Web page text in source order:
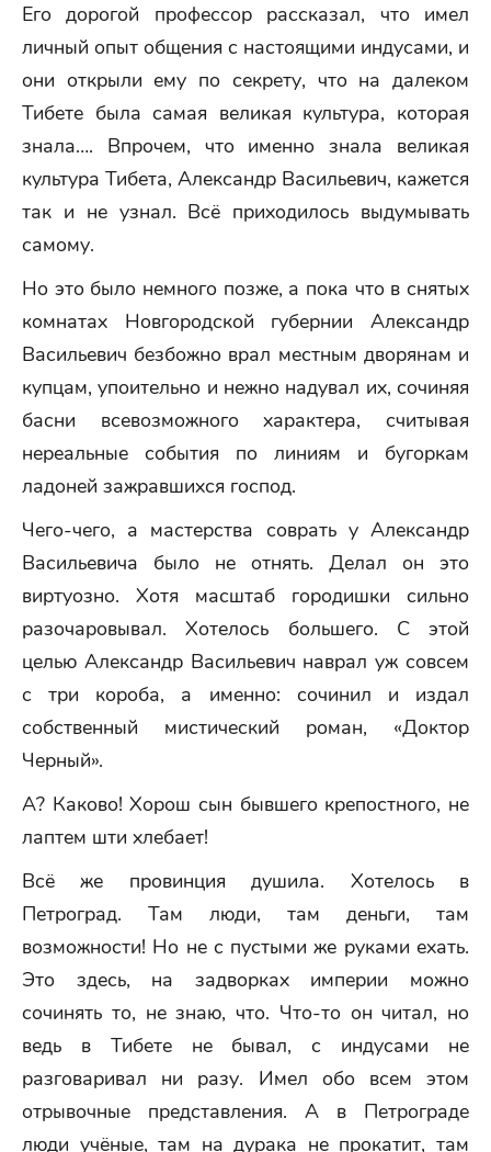
Его дорогой профессор рассказал, что имел
личный опыт общения с настоящими индусами, и
они открыли ему по секрету, что на далеком
Тибете была самая великая культура, которая
знала…. Впрочем, что именно знала великая
культура Тибета, Александр Васильевич, кажется
так и не узнал. Всё приходилось выдумывать
самому.
Но это было немного позже, а пока что в снятых
комнатах Новгородской губернии Александр
Васильевич безбожно врал местным дворянам и
купцам, упоительно и нежно надувал их, сочиняя
басни всевозможного характера, считывая
нереальные события по линиям и бугоркам
ладоней зажравшихся господ.
Чего-чего, а мастерства соврать у Александр
Васильевича было не отнять. Делал он это
виртуозно. Хотя масштаб городишки сильно
разочаровывал. Хотелось большего. С этой
целью Александр Васильевич наврал уж совсем
с три короба, а именно: сочинил и издал
собственный мистический роман, «Доктор
Черный».
А? Каково! Хорош сын бывшего крепостного, не
лаптем шти хлебает!
Всё же провинция душила. Хотелось в
Петроград. Там люди, там деньги, там
возможности! Но не с пустыми же руками ехать.
Это здесь, на задворках империи можно
сочинять то, не знаю, что. Что-то он читал, но
ведь в Тибете не бывал, с индусами не
разговаривал ни разу. Имел обо всем этом
отрывочные представления. А в Петрограде
люди учёные, там на дурака не прокатит, там